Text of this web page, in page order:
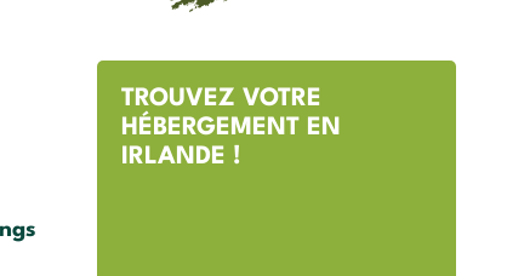
TROUVEZ VOTRE
HÉBERGEMENT EN
IRLANDE !